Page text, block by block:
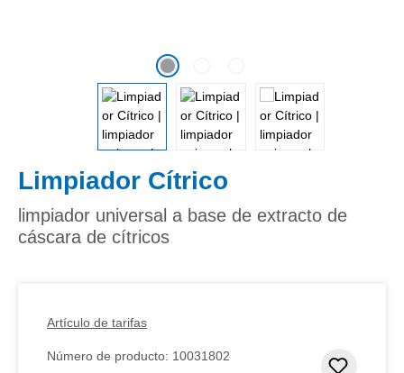
Limpiador Cítrico
limpiador universal a base de extracto de
cáscara de cítricos
Artículo de tarifas
Número de producto: 10031802